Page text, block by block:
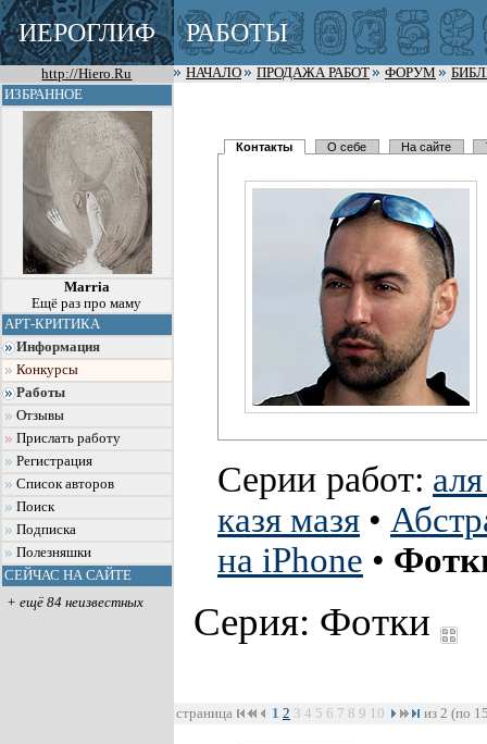
ИЕРОГЛИФ РАБОТЫ
http://Hiero.Ru НАЧАЛО ПРОДАЖА РАБОТ ФОРУМ
ИЗБРАННОЕ
Marria
Ещё раз про маму
АРТ-КРИТИКА
Информация
Конкурсы
Работы
Отзывы
Прислать работу
Регистрация
Список авторов
Поиск
Подписка
Полезняшки
СЕЙЧАС НА САЙТЕ
+ ещё 84 неизвестных
Контакты О себе На сайте
Серии работ:
казя мазя •
на iPhone •
Серия: Фотки
страница 1 2 3 4 5 6 7 8 9 10 из 2 (по